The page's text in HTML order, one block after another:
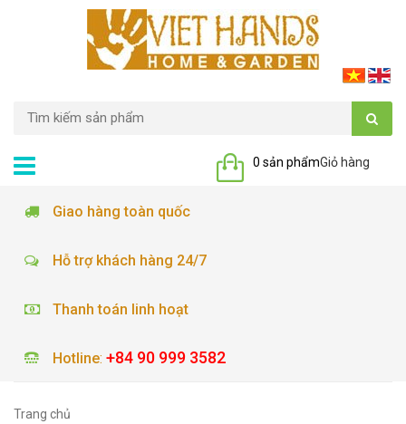
Giỏ hàng
0 sản phẩm
Giao hàng toàn quốc
Hỗ trợ khách hàng 24/7
Thanh toán linh hoạt
Hotline: +84 90 999 3582
Trang chủ